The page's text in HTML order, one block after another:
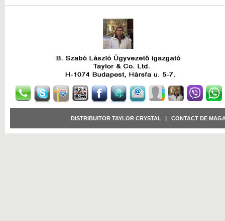
DISTRIBUITOR TAYLOR CRYSTAL CONTACT DE